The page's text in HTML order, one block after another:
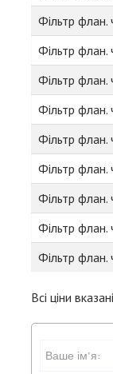
Фільтр флан.
Фільтр флан.
Фільтр флан.
Фільтр флан.
Фільтр
Фільтр
Фільтр
Фільтр
Фільтр
Всі ціни